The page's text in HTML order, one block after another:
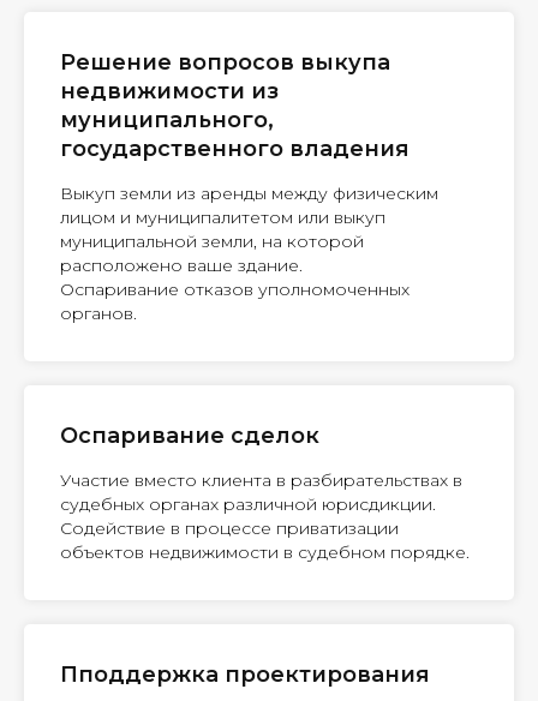
Решение вопросов выкупа
недвижимости из
муниципального,
государственного владения
Выкуп земли из аренды между физическим
лицом и муниципалитетом или выкуп
муниципальной земли, на которой
расположено ваше здание.
Оспаривание отказов уполномоченных
органов.
Оспаривание сделок
Участие вместо клиента в разбирательствах в
судебных органах различной юрисдикции.
Содействие в процессе приватизации
объектов недвижимости в судебном порядке.
Пподдержка проектирования